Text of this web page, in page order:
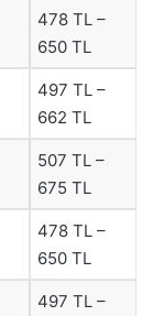
478 TL –
650 TL
497 TL –
662 TL
507 TL –
675 TL
478 TL –
650 TL
497 TL –